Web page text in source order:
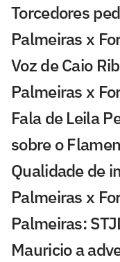
Torcedores
Palmeiras x
Voz de Caio
Palmeiras x
Fala de Leila
sobre o
Qualidade de
Palmeiras x
Palmeiras:
Mauricio a